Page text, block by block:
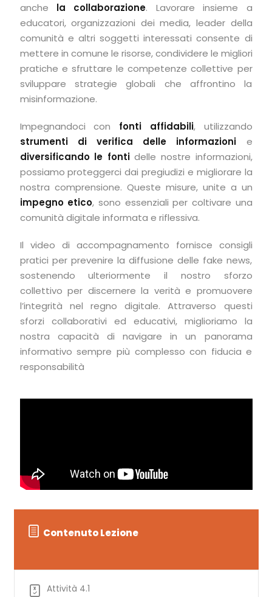
anche la collaborazione. Lavorare insieme a
educatori, organizzazioni dei media, leader della
comunità e altri soggetti interessati consente di
mettere in comune le risorse, condividere le migliori
pratiche e sfruttare le competenze collettive per
sviluppare strategie globali che affrontino la
misinformazione.
Impegnandoci con fonti affidabili, utilizzando
strumenti di verifica delle informazioni e
diversificando le fontidelle nostre informazioni,
possiamo proteggerci dai pregiudizi e migliorare la
nostra comprensione. Queste misure, unite a un
impegno etico, sono essenziali per coltivare una
comunità digitale informata e riflessiva.
Il video di accompagnamento fornisce consigli
pratici per prevenire la diffusione delle fake news,
sostenendo ulteriormente il nostro sforzo
collettivo per discernere la verità e promuovere
l’integrità nel regno digitale. Attraverso questi
sforzi collaborativi ed educativi, miglioriamo la
nostra capacità di navigare in un panorama
informativo sempre più complesso con fiducia e
responsabilità
Contenuto Lezione
Attività 4.1